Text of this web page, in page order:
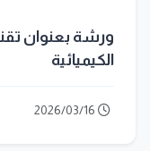
ورشة بعنوان
الكيميائية